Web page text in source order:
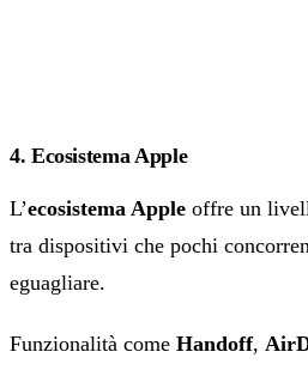
4. Ecosistema Apple
L’ecosistema Apple offre un
tra dispositivi che pochi
eguagliare.
Funzionalità come Handoff,